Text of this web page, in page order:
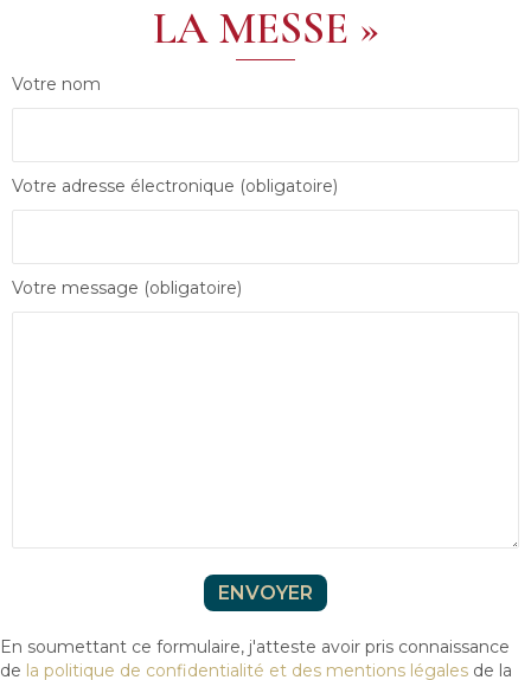
LA MESSE »
Votre nom
Votre adresse électronique (obligatoire)
Votre message (obligatoire)
a
s
En soumettant ce formulaire, j'atteste avoir pris connaissance
de la politique de confidentialité et des mentions légales de la